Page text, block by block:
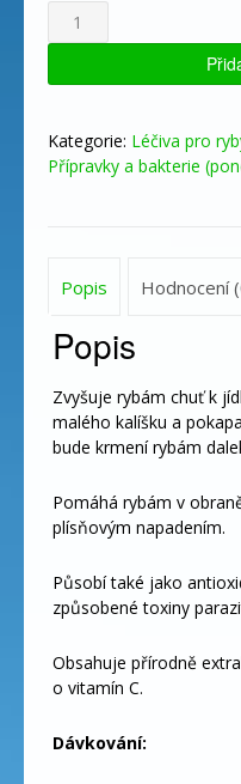
Seachem
GarlicGuard
množství
Kategorie: Léčiva pro
Přípravky a bakterie
Popis Hodnocení
Popis
Zvyšuje rybám chuť k
malého kalíšku a
bude krmení rybám
Pomáhá rybám v
plísňovým napadením.
Působí také jako
způsobené toxiny
Obsahuje přírodně
o vitamín C.
Dávkování: